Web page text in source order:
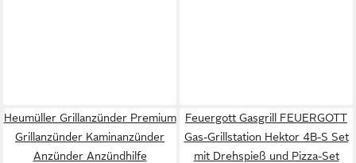
Heumüller Grillanzünder Premium
Grillanzünder Kaminanzünder
Anzünder Anzündhilfe
Feuergott Gasgrill FEUERGOTT
Gas-Grillstation Hektor 4B-S Set
mit Drehspieß und Pizza-Set